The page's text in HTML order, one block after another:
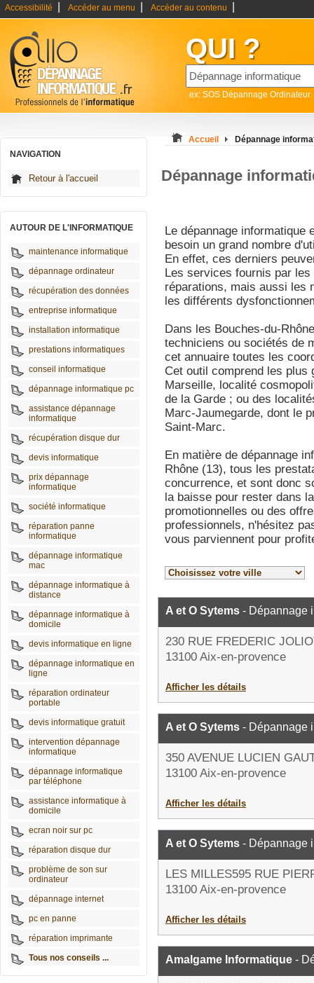
Accessibilité Accéder au menu Accéder au contenu
QUI ?
ex: SOS Dépannage Ordinateur
NAVIGATION
Retour à l'accueil
AUTOUR DE L'INFORMATIQUE
maintenance informatique
dépannage ordinateur
récupération des données
entreprise informatique
installation informatique
prestations informatiques
conseil informatique
dépannage informatique pc
assistance dépannage
informatique
récupération disque dur
devis informatique
prix dépannage
informatique
société informatique
réparation panne
informatique
dépannage informatique
mac
dépannage informatique à
distance
dépannage informatique à
domicile
devis informatique en ligne
dépannage informatique en
ligne
réparation ordinateur
portable
devis informatique gratuit
intervention dépannage
informatique
dépannage informatique
par téléphone
assistance informatique à
domicile
ecran noir sur pc
réparation disque dur
problème de son sur
ordinateur
dépannage internet
pc en panne
réparation imprimante
Tous nos conseils ...
Accueil Dépannage
Dépannage
Le dépannage informatique
besoin un grand nombre
En effet, ces derniers
Les services fournis par
réparations, mais aussi les
les différents
Dans les Bouches-du-
techniciens ou sociétés de
cet annuaire toutes les
Cet outil comprend les plus
Marseille, localité
de la Garde ; ou des
Marc-Jaumegarde, dont le
Saint-Marc.
En matière de dépannage
Rhône (13), tous les
concurrence, et sont donc
la baisse pour rester dans
promotionnelles ou des
professionnels, n'hésitez
vous parviennent pour
A et O Sytems - Dépannage
230 RUE FREDERIC
13100 Aix-en-provence
Afficher les détails
A et O Sytems - Dépannage
350 AVENUE LUCIEN
13100 Aix-en-provence
Afficher les détails
A et O Sytems - Dépannage
LES MILLES595 RUE
13100 Aix-en-provence
Afficher les détails
Amalgame Informatique -